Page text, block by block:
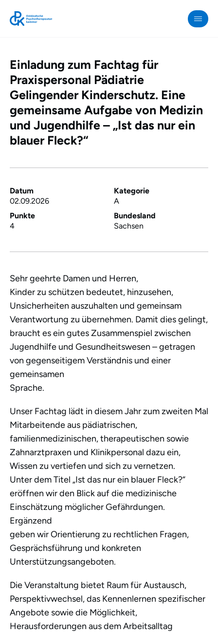
OPK
Einladung
zum
Fachtag
für
Praxispersonal
Gelingender
Eine
Aufgabe
Jugendhilfe
„Ist
das
blauer
Fleck?“
Einladung zum Fachtag für
Praxispersonal Pädiatrie
Gelingender Kinderschutz. Eine
gemeinsame Aufgabe von Medizin
und Jugendhilfe – „Ist das nur ein
blauer Fleck?“
Datum
02.09.2026
Kategorie
A
Punkte
4
Bundesland
Sachsen
Sehr geehrte Damen und Herren,
Kinder zu schützen bedeutet, hinzusehen,
Unsicherheiten auszuhalten und gemeinsam
Verantwortung zu übernehmen. Damit dies gelingt,
braucht es ein gutes Zusammenspiel zwischen
Jugendhilfe und Gesundheitswesen – getragen
von gegenseitigem Verständnis und einer
gemeinsamen
Sprache.
Unser Fachtag lädt in diesem Jahr zum zweiten Mal
Mitarbeitende aus pädiatrischen,
familienmedizinischen, therapeutischen sowie
Zahnarztpraxen und Klinikpersonal dazu ein,
Wissen zu vertiefen und sich zu vernetzen.
Unter dem Titel „Ist das nur ein blauer Fleck?“
eröffnen wir den Blick auf die medizinische
Einschätzung möglicher Gefährdungen.
Ergänzend
geben wir Orientierung zu rechtlichen Fragen,
Gesprächsführung und konkreten
Unterstützungsangeboten.
Die Veranstaltung bietet Raum für Austausch,
Perspektivwechsel, das Kennenlernen spezifischer
Angebote sowie die Möglichkeit,
Herausforderungen aus dem Arbeitsalltag